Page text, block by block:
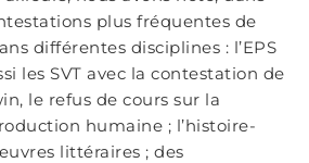
plus fréquentes de
différentes disciplines : l’EPS
les SVT avec la contestation de
le refus de cours sur la
humaine ; l’histoire-
littéraires ; des